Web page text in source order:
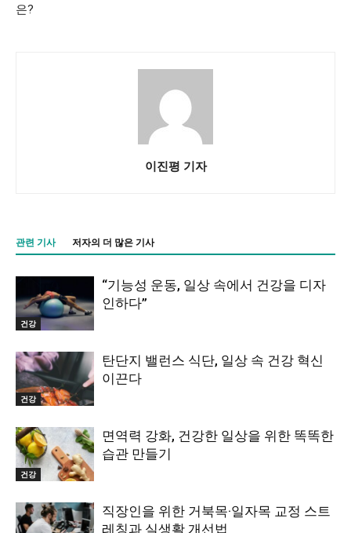
은?
이진평 기자
관련 기사 저자의 더 많은 기사
건강
“기능성 운동, 일상 속에서 건강을 디자
인하다”
건강
탄단지 밸런스 식단, 일상 속 건강 혁신
이끈다
건강
면역력 강화, 건강한 일상을 위한 똑똑한
습관 만들기
직장인을 위한 거북목·일자목 교정 스트
레칭과 실생활 개선법